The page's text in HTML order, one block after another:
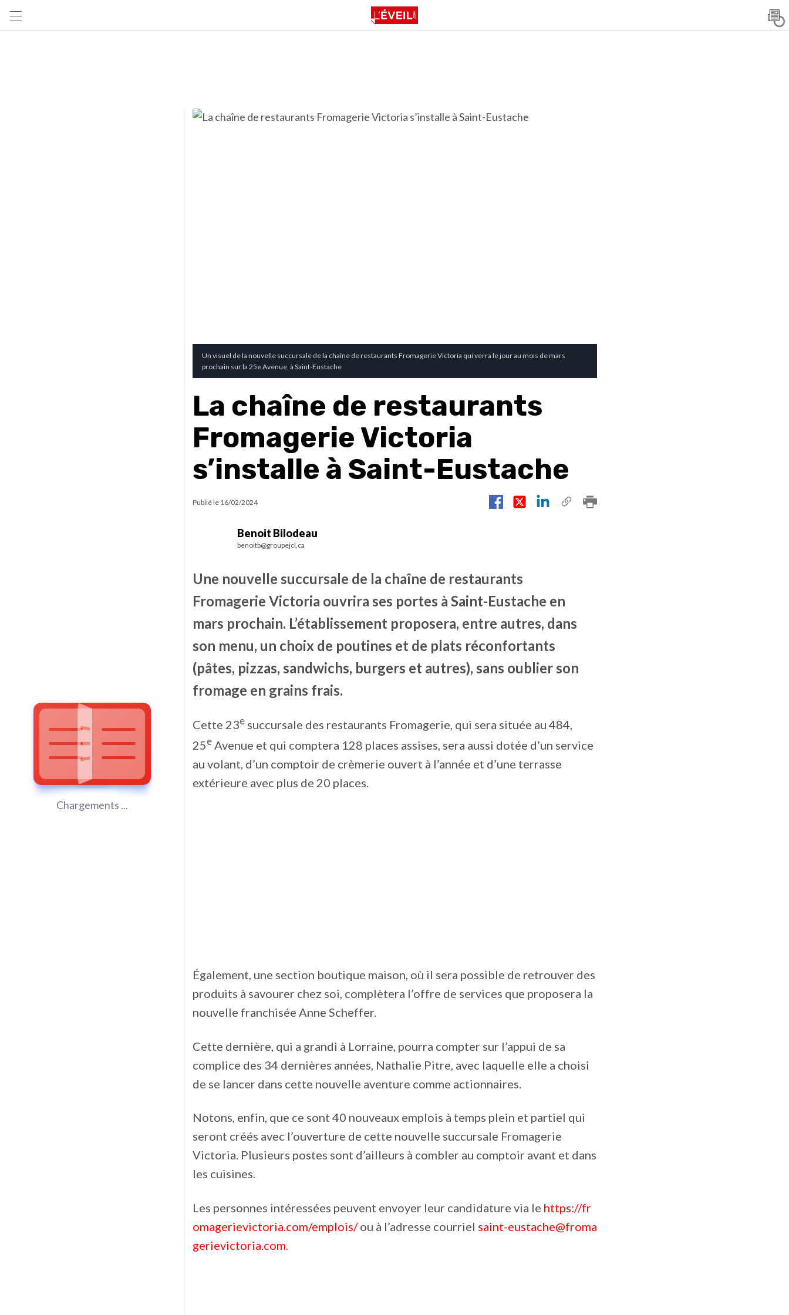
Chargements ...
Un visuel de la nouvelle succursale de la chaîne de restaurants Fromagerie Victoria qui verra le jour au mois de mars
prochain sur la 25e Avenue, à Saint-Eustache
La chaîne de restaurants
Fromagerie Victoria
s’installe à Saint-Eustache
Publié le 16/02/2024
Benoit Bilodeau
benoitb@groupejcl.ca
Une nouvelle succursale de la chaîne de restaurants
Fromagerie Victoria ouvrira ses portes à Saint-Eustache en
mars prochain. L’établissement proposera, entre autres, dans
son menu, un choix de poutines et de plats réconfortants
(pâtes, pizzas, sandwichs, burgers et autres), sans oublier son
fromage en grains frais.
Cette 23esuccursale des restaurants Fromagerie, qui sera située au 484,
25eAvenue et qui comptera 128 places assises, sera aussi dotée d’un service
au volant, d’un comptoir de crèmerie ouvert à l’année et d’une terrasse
extérieure avec plus de 20 places.
Également, une section boutique maison, où il sera possible de retrouver des
produits à savourer chez soi, complètera l’offre de services que proposera la
nouvelle franchisée Anne Scheffer.
Cette dernière, qui a grandi à Lorraine, pourra compter sur l’appui de sa
complice des 34 dernières années, Nathalie Pitre, avec laquelle elle a choisi
de se lancer dans cette nouvelle aventure comme actionnaires.
Notons, enfin, que ce sont 40 nouveaux emplois à temps plein et partiel qui
seront créés avec l’ouverture de cette nouvelle succursale Fromagerie
Victoria. Plusieurs postes sont d’ailleurs à combler au comptoir avant et dans
les cuisines.
Les personnes intéressées peuvent envoyer leur candidature via le https://fr
omagerievictoria.com/emplois/ou à l’adresse courriel saint-eustache@froma
gerievictoria.com.